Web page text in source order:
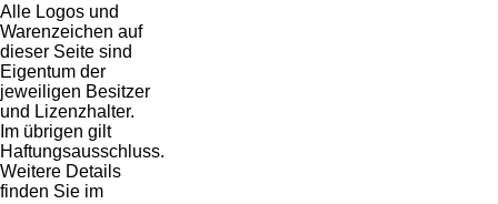
Alle Logos und
Warenzeichen auf
dieser Seite sind
Eigentum der
jeweiligen Besitzer
und Lizenzhalter.
Im übrigen gilt
Haftungsausschluss.
Weitere Details
finden Sie im